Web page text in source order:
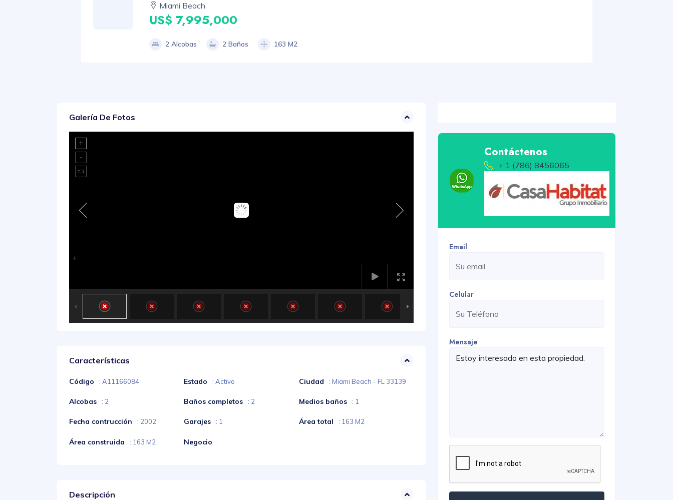
Miami Beach
US$ 7,995,000
2 Alcobas 2 Baños 163 M2
Galería De Fotos
Características
Código : A11166084 Estado : Activo Ciudad : Miami Beach - FL 33139
Alcobas : 2 Baños completos : 2 Medios baños : 1
Fecha contrucción : 2002 Garajes : 1 Área total : 163 M2
Área construida : 163 M2 Negocio :
Descripción
Contáctenos
+ 1 (786) 8456065
Email
Celular
Mensaje